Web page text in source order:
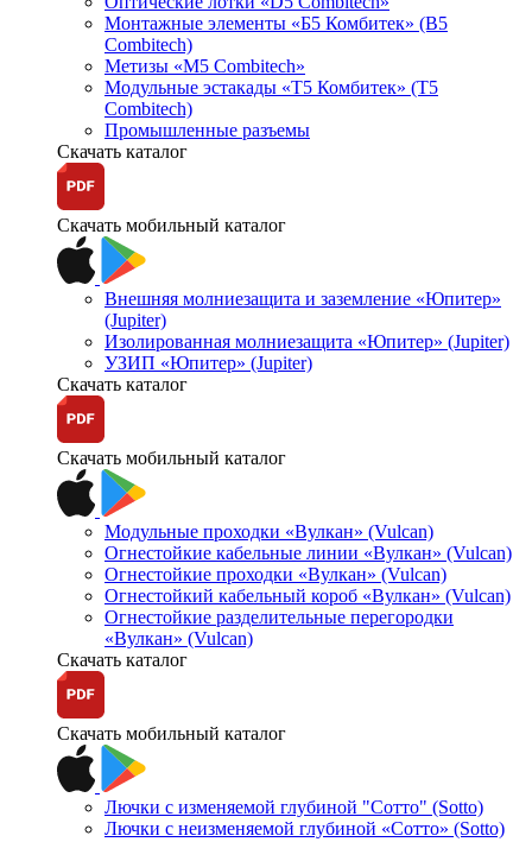
Монтажные элементы «Б5 Комбитек» (B5
Combitech)
Метизы «M5 Combitech»
Модульные эстакады «Т5 Комбитек» (T5
Combitech)
Промышленные разъемы
Скачать каталог
Скачать мобильный каталог
Внешняя молниезащита и заземление «Юпитер»
(Jupiter)
Изолированная молниезащита «Юпитер» (Jupiter)
УЗИП «Юпитер» (Jupiter)
Скачать каталог
Скачать мобильный каталог
Модульные проходки «Вулкан» (Vulcan)
Огнестойкие кабельные линии «Вулкан» (Vulcan)
Огнестойкие проходки «Вулкан» (Vulcan)
Огнестойкий кабельный короб «Вулкан» (Vulcan)
Огнестойкие разделительные перегородки
«Вулкан» (Vulcan)
Скачать каталог
Скачать мобильный каталог
Лючки с изменяемой глубиной "Сотто" (Sotto)
Лючки с неизменяемой глубиной «Сотто» (Sotto)